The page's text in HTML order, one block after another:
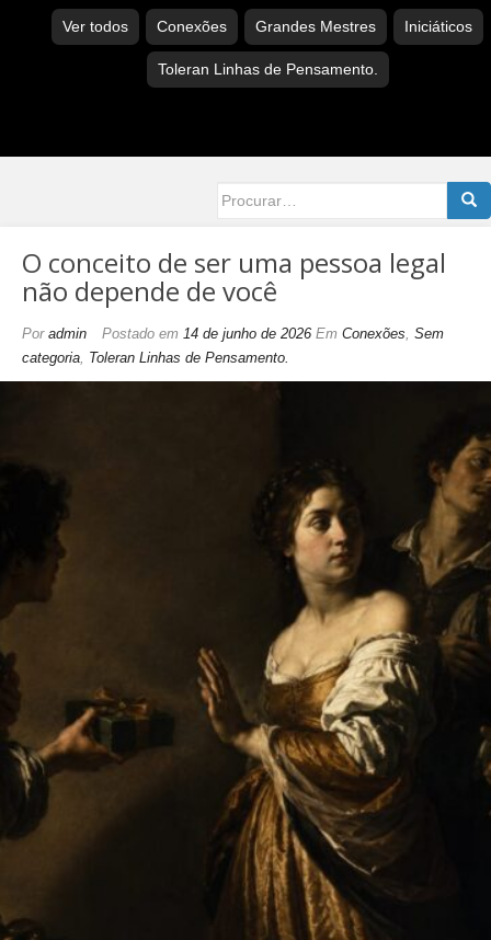
Ver todos Conexões Grandes Mestres Iniciáticos
Toleran Linhas de Pensamento.
for:
O conceito de ser uma pessoa legal
não depende de você
Por admin Postado em 14 de junho de 2026 Em Conexões, Sem
categoria, Toleran Linhas de Pensamento.